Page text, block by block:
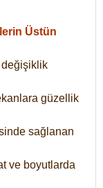
Üstün
değişiklik
güzellik
sağlanan
ve boyutlarda